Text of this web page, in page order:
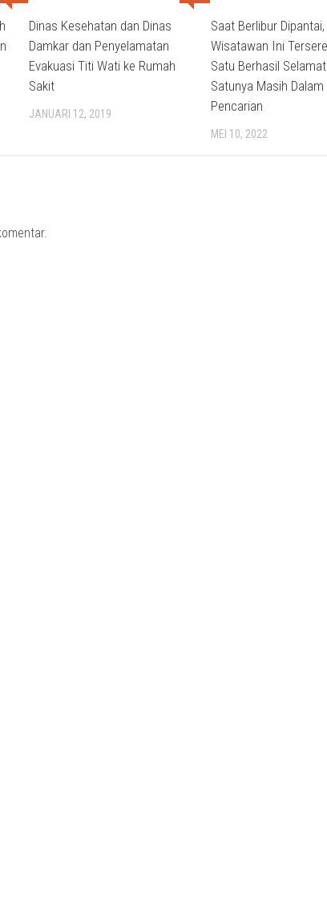
Dinas Kesehatan dan Dinas
Damkar dan Penyelamatan
Evakuasi Titi Wati ke Rumah
Sakit
JANUARI 12, 2019
Saat Berlibur Dipantai,
Wisatawan Ini
Satu Berhasil
Satunya Masih Dalam
Pencarian
MEI 10, 2022